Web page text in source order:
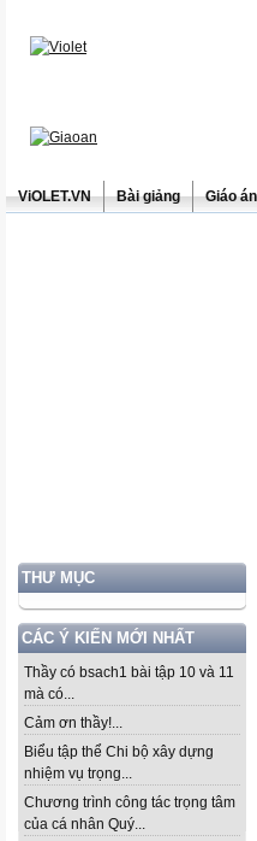
ViOLET.VN Bài giảng Giáo án
THƯ MỤC
CÁC Ý KIẾN MỚI NHẤT
Thầy có bsach1 bài tập 10 và 11
mà có...
Cảm ơn thầy!...
Biểu tập thể Chi bộ xây dựng
nhiệm vụ trọng...
Chương trình công tác trọng tâm
của cá nhân Quý...